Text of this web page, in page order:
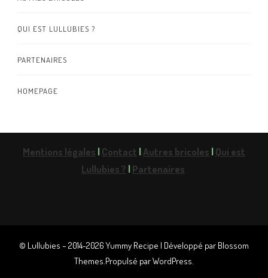
QUI EST LULLUBIES ?
PARTENAIRES
HOMEPAGE
Mentions légales |Contact |Autres bricoles |Qui est
Lullubies ? |Partenaires
© Lullubies – 2014-2026Yummy Recipe | Développé par Blossom
Themes.Propulsé parWordPress.